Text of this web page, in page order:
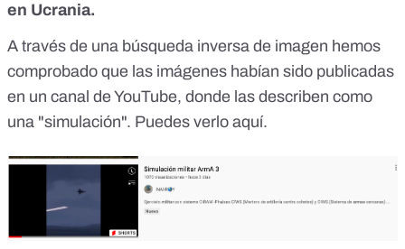
en Ucrania.
A través de una búsqueda inversa de imagen hemos
comprobado que las imágenes habían sido publicadas
en un canal de YouTube, donde las describen como
una "simulación". Puedes verlo aquí.